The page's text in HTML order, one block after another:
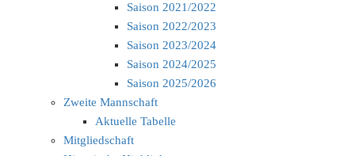
Saison 2021/2022
Saison 2022/2023
Saison 2023/2024
Saison 2024/2025
Saison 2025/2026
Zweite Mannschaft
Aktuelle Tabelle
Mitgliedschaft